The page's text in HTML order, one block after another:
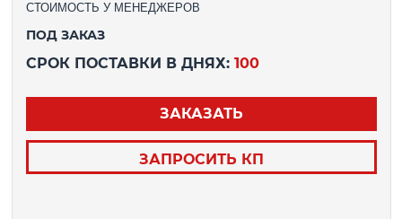
СТОИМОСТЬ У МЕНЕДЖЕРОВ
ПОД ЗАКАЗ
СРОК ПОСТАВКИ В ДНЯХ: 100
ЗАКАЗАТЬ
ЗАПРОСИТЬ КП